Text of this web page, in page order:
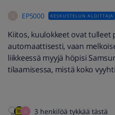
EP5000 KESKUSTELUN ALOITTAJA
Kiitos, kuulokkeet ovat tulleet
automaattisesti, vaan
liikkeessä myyjä höpisi
tilaamisessa, mistä koko
O 3 henkilöä tykkää tästä